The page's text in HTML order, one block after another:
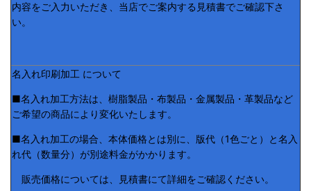
内容をご入力いただき、当店でご案内する見積書でご確認下さ
い。
名入れ印刷加工 について
■名入れ加工方法は、樹脂製品・布製品・金属製品・革製品など
ご希望の商品により変化いたします。
■名入れ加工の場合、本体価格とは別に、版代（1色ごと）と名入
れ代（数量分）が別途料金がかかります。
販売価格については、見積書にて詳細をご確認ください。